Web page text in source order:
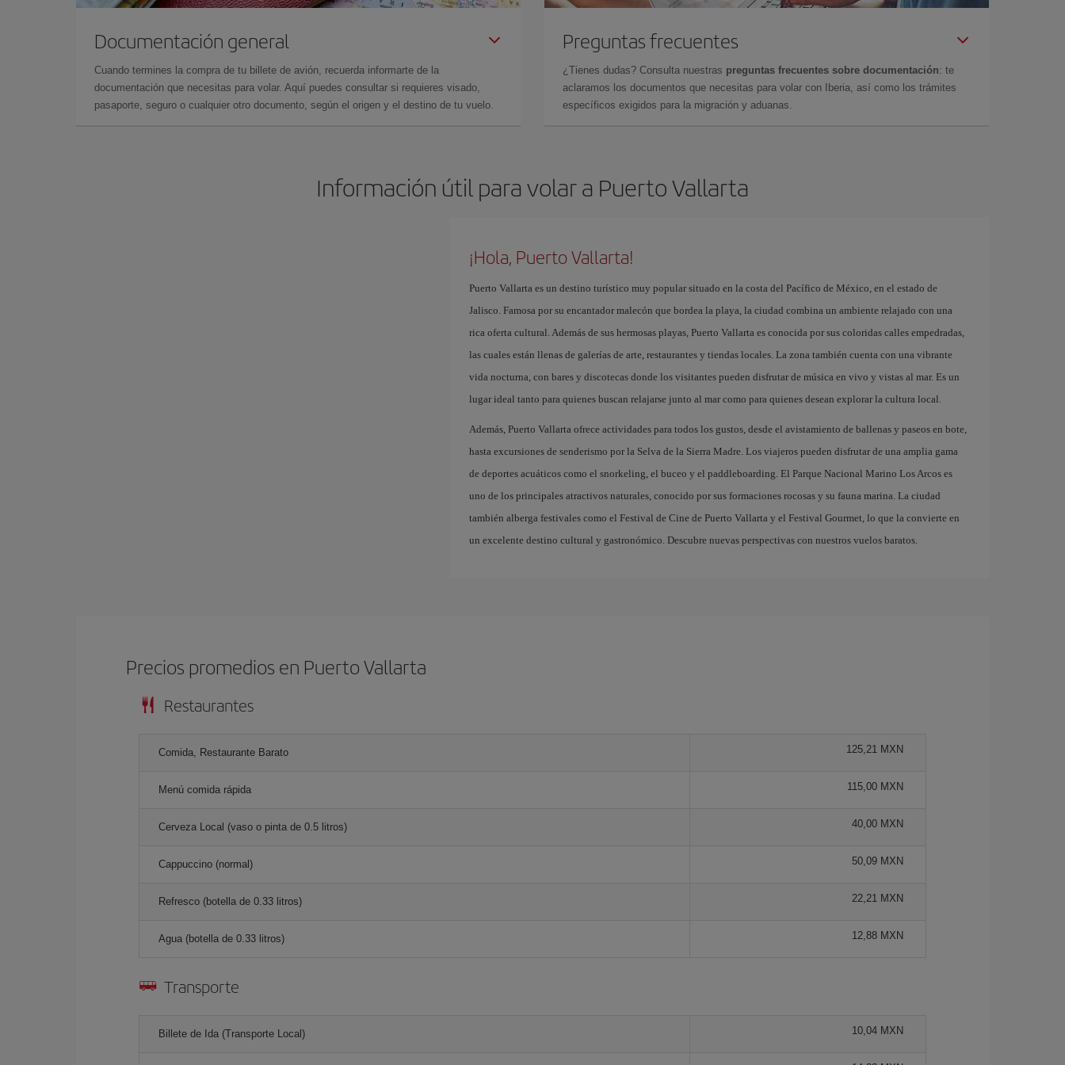
Documentación general
Cuando termines la compra de tu billete de avión, recuerda informarte de la
documentación que necesitas para volar. Aquí puedes consultar si requieres visado,
pasaporte, seguro o cualquier otro documento, según el origen y el destino de tu vuelo.
Preguntas frecuentes
¿Tienes dudas? Consulta nuestras preguntas frecuentes sobre documentación: te
aclaramos los documentos que necesitas para volar con Iberia, así como los trámites
específicos exigidos para la migración y aduanas.
Información útil para volar a Puerto Vallarta
¡Hola, Puerto Vallarta!
Puerto Vallarta es un destino turístico muy popular situado en la costa del Pacífico de México, en el estado de
Jalisco. Famosa por su encantador malecón que bordea la playa, la ciudad combina un ambiente relajado con una
rica oferta cultural. Además de sus hermosas playas, Puerto Vallarta es conocida por sus coloridas calles empedradas,
las cuales están llenas de galerías de arte, restaurantes y tiendas locales. La zona también cuenta con una vibrante
vida nocturna, con bares y discotecas donde los visitantes pueden disfrutar de música en vivo y vistas al mar. Es un
lugar ideal tanto para quienes buscan relajarse junto al mar como para quienes desean explorar la cultura local.
Además, Puerto Vallarta ofrece actividades para todos los gustos, desde el avistamiento de ballenas y paseos en bote,
hasta excursiones de senderismo por la Selva de la Sierra Madre. Los viajeros pueden disfrutar de una amplia gama
de deportes acuáticos como el snorkeling, el buceo y el paddleboarding. El Parque Nacional Marino Los Arcos es
uno de los principales atractivos naturales, conocido por sus formaciones rocosas y su fauna marina. La ciudad
también alberga festivales como el Festival de Cine de Puerto Vallarta y el Festival Gourmet, lo que la convierte en
un excelente destino cultural y gastronómico. Descubre nuevas perspectivas con nuestros vuelos baratos.
Precios promedios en Puerto Vallarta
Restaurantes
Comida, Restaurante Barato 125,21 MXN
Menú comida rápida 115,00 MXN
Cerveza Local (vaso o pinta de 0.5 litros) 40,00 MXN
Cappuccino (normal) 50,09 MXN
Refresco (botella de 0.33 litros) 22,21 MXN
Agua (botella de 0.33 litros) 12,88 MXN
Transporte
Billete de Ida (Transporte Local) 10,04 MXN